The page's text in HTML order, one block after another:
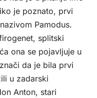
je poznato, prvi
Pamodus.
splitski
ona se pojavljuje u
da je bila prvi
u zadarski
Anton, stari